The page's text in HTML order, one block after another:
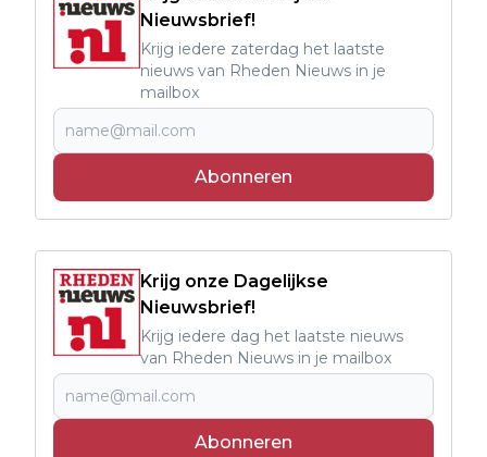
Nieuwsbrief!
Krijg iedere zaterdag het laatste
nieuws van Rheden Nieuws in je
mailbox
Abonneren
Krijg onze Dagelijkse
Nieuwsbrief!
Krijg iedere dag het laatste nieuws
van Rheden Nieuws in je mailbox
Abonneren